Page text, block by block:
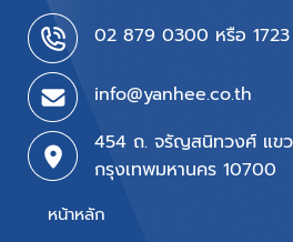
02 879 0300 หรือ 1723
info@yanhee.co.th
454 ถ. จรัญสนิทวงศ์ แข
กรุงเทพมหานคร 10700
หน้าหลัก